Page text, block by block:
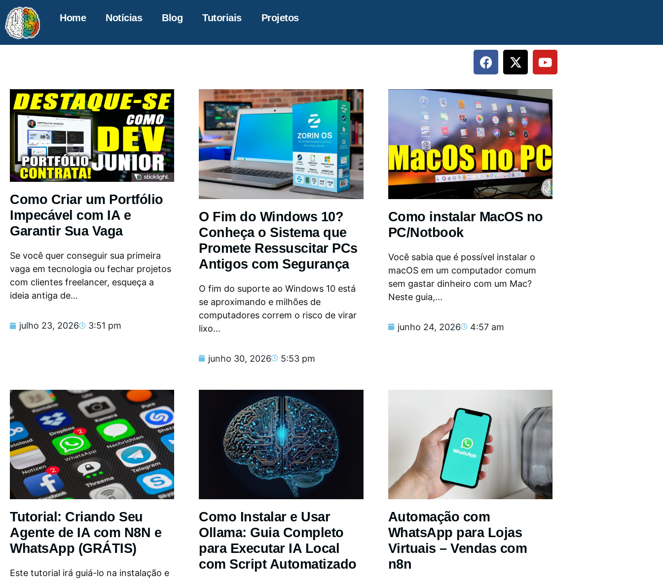
Home Notícias Blog Tutoriais Projetos
Como Criar um Portfólio
Impecável com IA e
Garantir Sua Vaga
Se você quer conseguir sua primeira
vaga em tecnologia ou fechar projetos
com clientes freelancer, esqueça a
ideia antiga de...
julho 23, 2026 3:51 pm
O Fim do Windows 10?
Conheça o Sistema que
Promete Ressuscitar PCs
Antigos com Segurança
O fim do suporte ao Windows 10 está
se aproximando e milhões de
computadores correm o risco de virar
lixo...
junho 30, 2026 5:53 pm
Como instalar MacOS no
PC/Notbook
Você sabia que é possível instalar o
macOS em um computador comum
sem gastar dinheiro com um Mac?
Neste guia,...
junho 24, 2026 4:57 am
Tutorial: Criando Seu
Agente de IA com N8N e
WhatsApp (GRÁTIS)
Este tutorial irá guiá-lo na instalação e
Como Instalar e Usar
Ollama: Guia Completo
para Executar IA Local
com Script Automatizado
Automação com
WhatsApp para Lojas
Virtuais – Vendas com
n8n